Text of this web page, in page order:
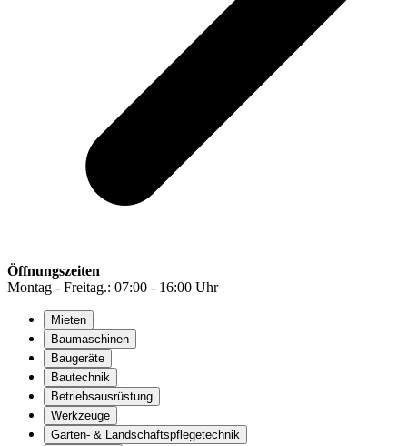
Öffnungszeiten
Montag - Freitag.: 07:00 - 16:00 Uhr
Mieten
Baumaschinen
Baugeräte
Bautechnik
Betriebsausrüstung
Werkzeuge
Garten- & Landschaftspflegetechnik